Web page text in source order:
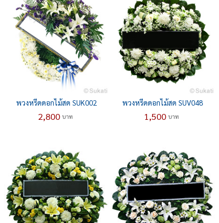
พวงหรีดดอกไม้สด SUK002
2,800 บาท
พวงหรีดดอกไม้สด SUV048
1,500 บาท